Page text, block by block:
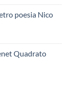
poesia Nico
Quadrato